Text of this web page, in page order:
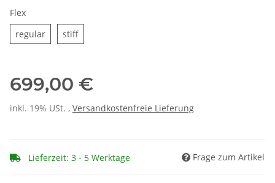
Flex
regularregular
stiffstiff
699,00 €
inkl. 19% USt. , Versandkostenfreie Lieferung
Lieferzeit: 3 - 5 Werktage Frage zum Artikel